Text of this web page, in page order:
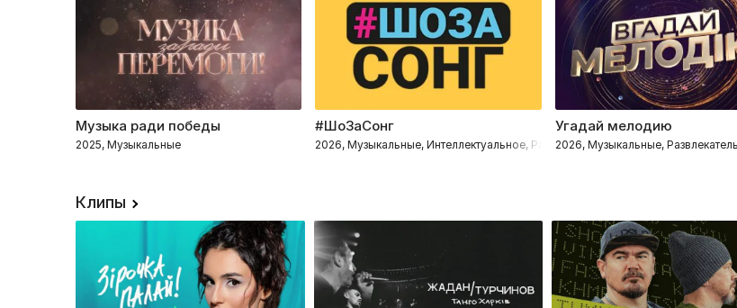
Музыка ради победы
2025, Музыкальные
#ШоЗаСонг
2026, Музыкальные, Интеллектуальное, Развлекательное
Угадай мелодию
2026, Музыкальные,
Клипы